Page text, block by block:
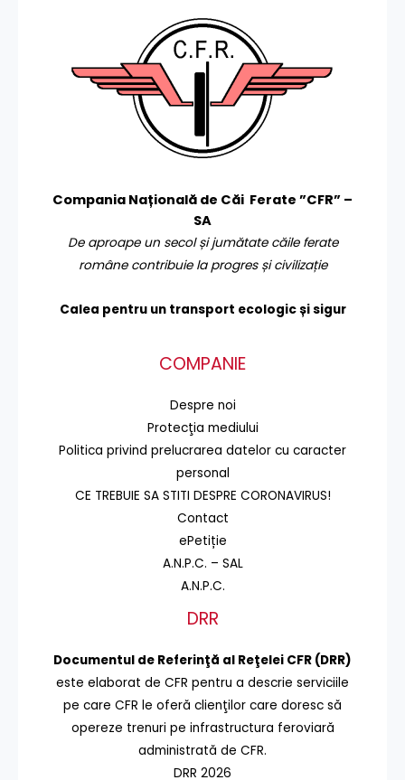
Compania Națională de Căi Ferate ”CFR” –
SA
De aproape un secol și jumătate căile ferate
române contribuie la progres și civilizație
Calea pentru un transport ecologic și sigur
COMPANIE
Despre noi
Protecţia mediului
Politica privind prelucrarea datelor cu caracter
personal
CE TREBUIE SA STITI DESPRE CORONAVIRUS!
Contact
ePetiție
A.N.P.C. – SAL
A.N.P.C.
DRR
Documentul de Referinţă al Reţelei CFR (DRR)
este elaborat de CFR pentru a descrie serviciile
pe care CFR le oferă clienţilor care doresc să
opereze trenuri pe infrastructura feroviară
administrată de CFR.
DRR 2026